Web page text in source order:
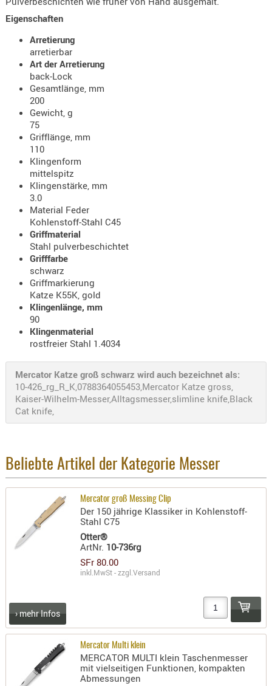
PELLETS
BASEN -
CHASSIS
Eigenschaften
Arretierung
arretierbar
Art der Arretierung
back-Lock
Gesamtlänge, mm
200
Gewicht, g
75
Grifflänge, mm
110
Klingenform
mittelspitz
Klingenstärke, mm
3.0
Material Feder
Kohlenstoff-Stahl C45
Griffmaterial
Stahl pulverbeschichtet
Grifffarbe
schwarz
Griffmarkierung
Katze K55K, gold
Klingenlänge, mm
90
Klingenmaterial
rostfreier Stahl 1.4034
Mercator Katze groß schwarz wird auch bezeichnet als:
10-426_rg_R_K,0788364055453,Mercator Katze gross,
Kaiser-Wilhelm-Messer,Alltagsmesser,slimline knife,Black
Cat knife,
Beliebte Artikel der Kategorie Messer
Mercator groß Messing Clip
Der 150 jährige Klassiker in Kohlenstoff-
Stahl C75
Otter®
ArtNr. 10-736rg
SFr 80.00
inkl.MwSt - zzgl.Versand
› mehr Infos
Mercator Multi klein
MERCATOR MULTI klein Taschenmesser
mit vielseitigen Funktionen, kompakten
Abmessungen